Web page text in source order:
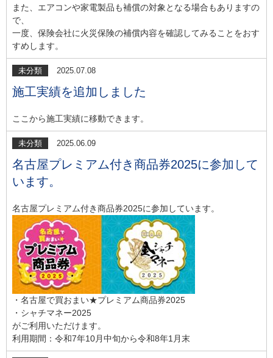
また、エアコンや家電製品も補償の対象となる場合もありますの
で、
一度、保険会社に火災保険の補償内容を確認してみることをおす
すめします。
未分類 2025.07.08
施工実績を追加しました
ここから施工実績に移動できます。
未分類 2025.06.09
名古屋プレミアム付き商品券2025に参加して
います。
名古屋プレミアム付き商品券2025に参加しています。
・名古屋で買おまい★プレミアム商品券2025
・シャチマネー2025
がご利用いただけます。
利用期間：令和7年10月中旬から令和8年1月末